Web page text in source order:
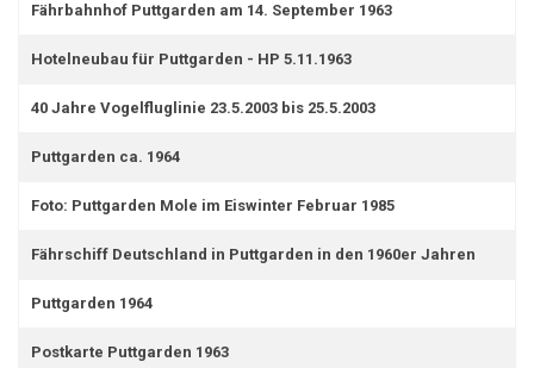
Fährbahnhof Puttgarden am 14. September 1963
Hotelneubau für Puttgarden - HP 5.11.1963
40 Jahre Vogelfluglinie 23.5.2003 bis 25.5.2003
Puttgarden ca. 1964
Foto: Puttgarden Mole im Eiswinter Februar 1985
Fährschiff Deutschland in Puttgarden in den 1960er Jahren
Puttgarden 1964
Postkarte Puttgarden 1963